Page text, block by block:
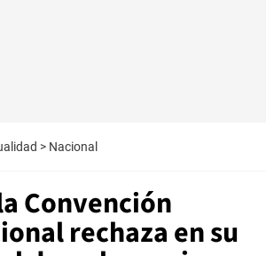
> Nacional
Convención
rechaza en su